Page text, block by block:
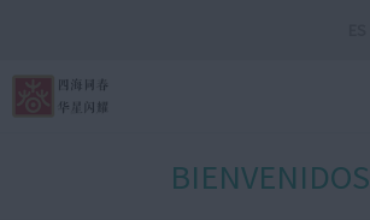
BIENVENIDOS